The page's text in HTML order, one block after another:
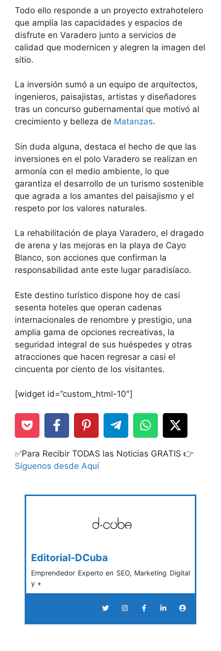
Todo ello responde a un proyecto extrahotelero
que amplía las capacidades y espacios de
disfrute en Varadero junto a servicios de
calidad que modernicen y alegren la imagen del
sitio.
La inversión sumó a un equipo de arquitectos,
ingenieros, paisajistas, artistas y diseñadores
tras un concurso gubernamental que motivó al
crecimiento y belleza de Matanzas.
Sin duda alguna, destaca el hecho de que las
inversiones en el polo Varadero se realizan en
armonía con el medio ambiente, lo que
garantiza el desarrollo de un turismo sostenible
que agrada a los amantes del paisajismo y el
respeto por los valores naturales.
La rehabilitación de playa Varadero, el dragado
de arena y las mejoras en la playa de Cayo
Blanco, son acciones que confirman la
responsabilidad ante este lugar paradisíaco.
Este destino turístico dispone hoy de casi
sesenta hoteles que operan cadenas
internacionales de renombre y prestigio, una
amplia gama de opciones recreativas, la
seguridad integral de sus huéspedes y otras
atracciones que hacen regresar a casi el
cincuenta por ciento de los visitantes.
[widget id=”custom_html-10″]
✅Para Recibir TODAS las Noticias GRATIS 👉
Síguenos desde Aquí
Editorial-DCuba
Emprendedor Experto en SEO, Marketing Digital
y +